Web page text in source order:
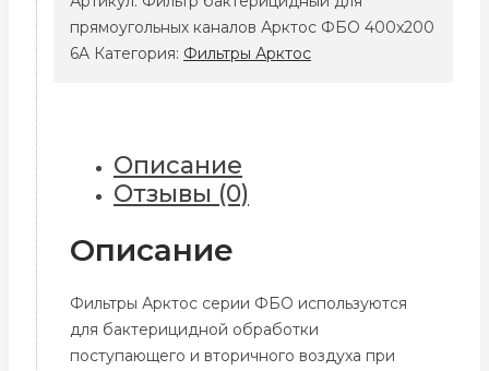
для
прямоугольных
6A
прямоугольных каналов Арктос ФБО 400x200
6A Категория: Фильтры Арктос
Описание
Отзывы (0)
Описание
Фильтры Арктос серии ФБО используются
для бактерицидной обработки
поступающего и вторичного воздуха при